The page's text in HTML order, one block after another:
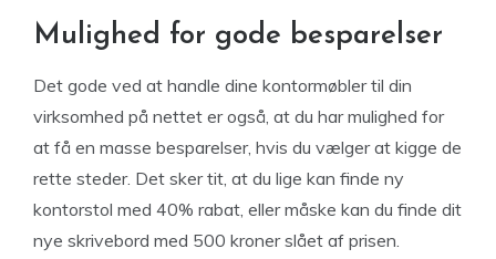
Mulighed for gode besparelser
Det gode ved at handle dine kontormøbler til din
virksomhed på nettet er også, at du har mulighed for
at få en masse besparelser, hvis du vælger at kigge de
rette steder. Det sker tit, at du lige kan finde ny
kontorstol med 40% rabat, eller måske kan du finde dit
nye skrivebord med 500 kroner slået af prisen.